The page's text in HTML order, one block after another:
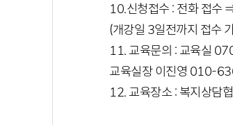
10.신청접수 : 전화 접수
(개강일 3일전까지 접수
11. 교육문의 : 교육실
교육실장 이진영 010-
12. 교육장소 : 복지상담